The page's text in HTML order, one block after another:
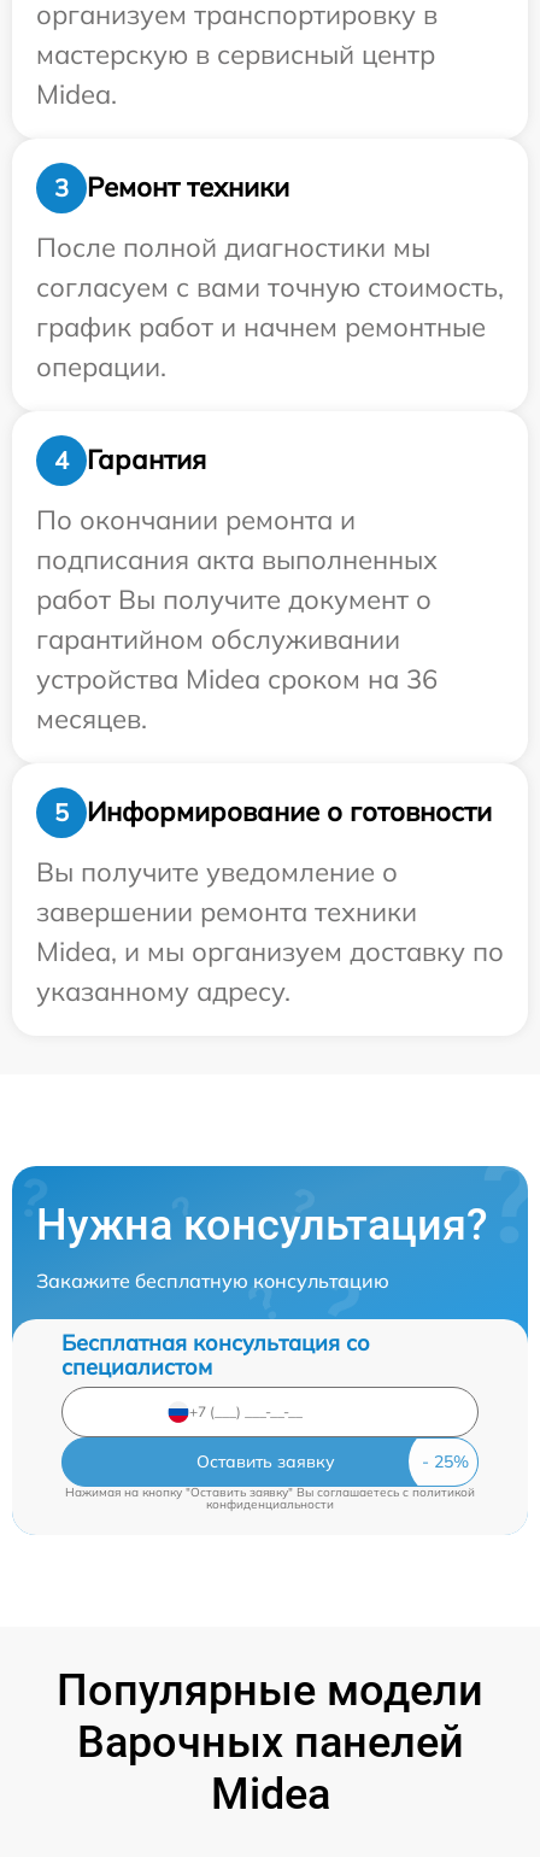
организуем транспортировку в
мастерскую в сервисный центр
Midea.
3
Ремонт техники
После полной диагностики мы
согласуем с вами точную стоимость,
график работ и начнем ремонтные
операции.
4
Гарантия
По окончании ремонта и
подписания акта выполненных
работ Вы получите документ о
гарантийном обслуживании
устройства Midea сроком на 36
месяцев.
5
Информирование о готовности
Вы получите уведомление о
завершении ремонта техники
Midea, и мы организуем доставку по
указанному адресу.
Нужна консультация?
Закажите бесплатную консультацию
Бесплатная консультация со
специалистом
Оставить заявку
Нажимая на кнопку "Оставить заявку" Вы соглашаетесь cполитикой
конфиденциальности
Популярные модели
Варочных панелей
Midea